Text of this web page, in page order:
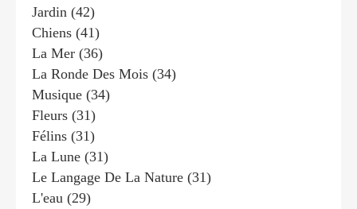
Jardin (42)
Chiens (41)
La Mer (36)
La Ronde Des Mois (34)
Musique (34)
Fleurs (31)
Félins (31)
La Lune (31)
Le Langage De La Nature (31)
L'eau (29)